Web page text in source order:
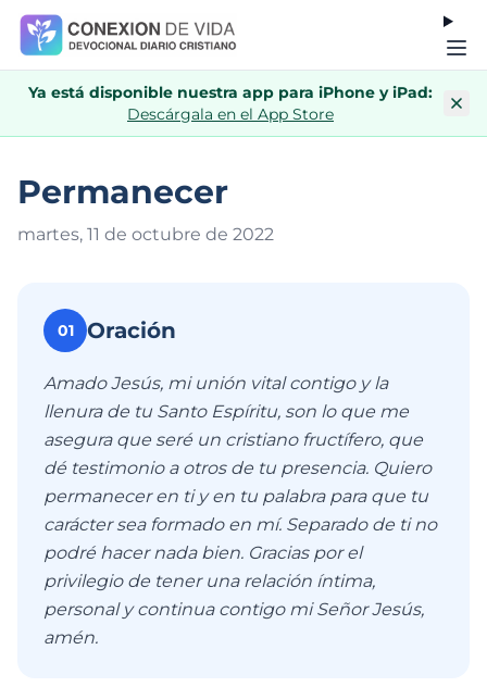
Ya está disponible nuestra app para iPhone y iPad:
Descárgala en el App Store
Permanecer
martes, 11 de octubre de 2022
01 Oración
Amado Jesús, mi unión vital contigo y la
llenura de tu Santo Espíritu, son lo que me
asegura que seré un cristiano fructífero, que
dé testimonio a otros de tu presencia. Quiero
permanecer en ti y en tu palabra para que tu
carácter sea formado en mí. Separado de ti no
podré hacer nada bien. Gracias por el
privilegio de tener una relación íntima,
personal y continua contigo mi Señor Jesús,
amén.